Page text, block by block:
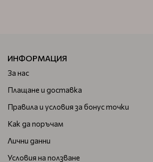
ИНФОРМАЦИЯ
За нас
Плащане и доставка
Правила и условия за бонус точки
Как да поръчам
Лични данни
Условия на ползване